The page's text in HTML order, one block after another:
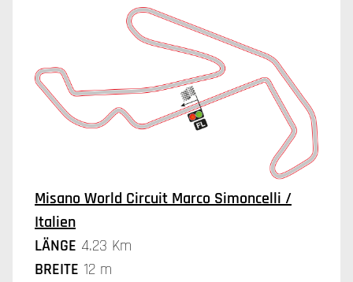
Misano World Circuit Marco Simoncelli /
Italien
LÄNGE 4.23 Km
BREITE 12 m